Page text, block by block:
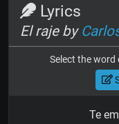
Lyrics
El raje by
Select the
Te